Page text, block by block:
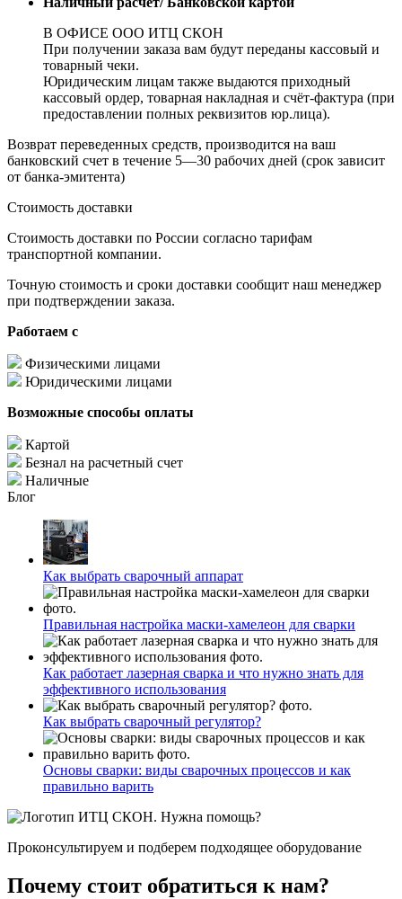
В ОФИСЕ ООО ИТЦ СКОН
При получении заказа вам будут переданы кассовый и
товарный чеки.
Юридическим лицам также выдаются приходный
кассовый ордер, товарная накладная и счёт-фактура (при
предоставлении полных реквизитов юр.лица).
Возврат переведенных средств, производится на ваш
банковский счет в течение 5—30 рабочих дней (срок зависит
от банка-эмитента)
Стоимость доставки
Стоимость доставки по России согласно тарифам
транспортной компании.
Точную стоимость и сроки доставки сообщит наш менеджер
при подтверждении заказа.
Работаем с
Физическими лицами
Юридическими лицами
Возможные способы оплаты
Картой
Безнал на расчетный счет
Наличные
Блог
Как выбрать сварочный аппарат
Правильная настройка маски-хамелеон для сварки
Как работает лазерная сварка и что нужно знать для
эффективного использования
Как выбрать сварочный регулятор?
Основы сварки: виды сварочных процессов и как
правильно варить
Нужна помощь?
Проконсультируем и подберем подходящее оборудование
Почему стоит обратиться к нам?